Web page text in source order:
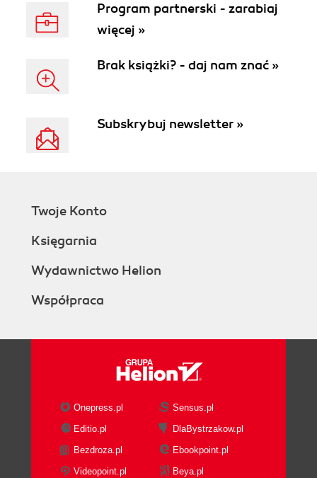
Program partnerski - zarabiaj
więcej »
Brak książki? - daj nam znać »
Subskrybuj newsletter »
Twoje Konto
Księgarnia
Wydawnictwo Helion
Współpraca
Onepress.pl
Sensus.pl
Editio.pl
DlaBystrzakow.pl
Bezdroza.pl
Ebookpoint.pl
Videopoint.pl
Beya.pl